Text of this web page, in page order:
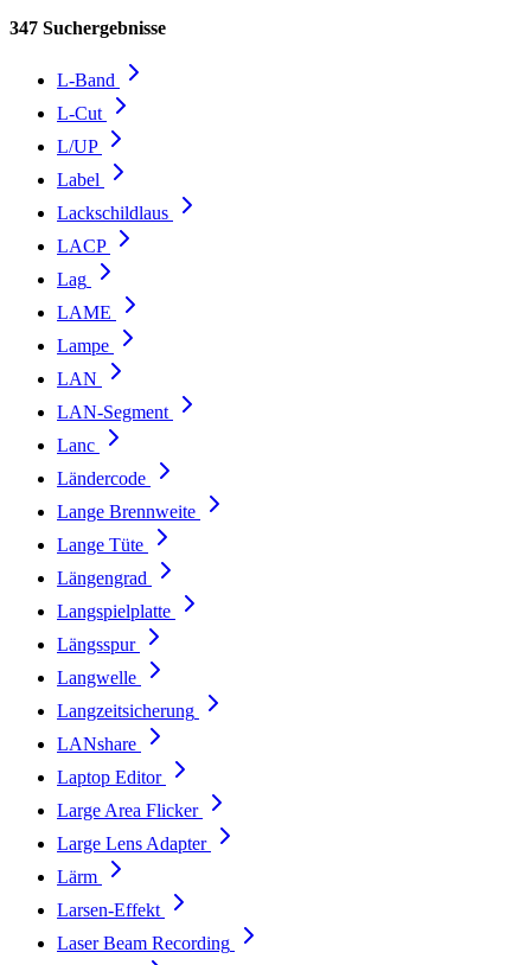
347 Suchergebnisse
L-Band
L-Cut
L/UP
Label
Lackschildlaus
LACP
Lag
LAME
Lampe
LAN
LAN-Segment
Lanc
Ländercode
Lange Brennweite
Lange Tüte
Längengrad
Langspielplatte
Längsspur
Langwelle
Langzeitsicherung
LANshare
Laptop Editor
Large Area Flicker
Large Lens Adapter
Lärm
Larsen-Effekt
Laser Beam Recording